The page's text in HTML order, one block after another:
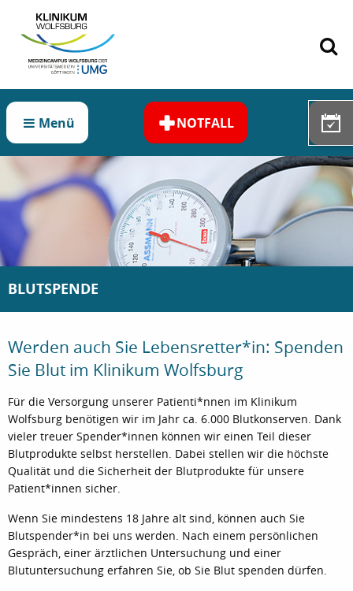
Menü NOTFALL
BLUTSPENDE
Werden auch Sie Lebensretter*in: Spenden
Sie Blut im Klinikum Wolfsburg
Für die Versorgung unserer Patienti*nnen im Klinikum
Wolfsburg benötigen wir im Jahr ca. 6.000 Blutkonserven. Dank
vieler treuer Spender*innen können wir einen Teil dieser
Blutprodukte selbst herstellen. Dabei stellen wir die höchste
Qualität und die Sicherheit der Blutprodukte für unsere
Patient*innen sicher.
Wenn Sie mindestens 18 Jahre alt sind, können auch Sie
Blutspender*in bei uns werden. Nach einem persönlichen
Gespräch, einer ärztlichen Untersuchung und einer
Blutuntersuchung erfahren Sie, ob Sie Blut spenden dürfen.